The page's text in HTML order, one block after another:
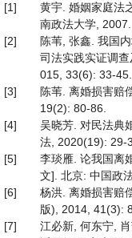
[1]
黄宇. 婚姻家庭法
南政法大学, 2007.
[2]
陈苇, 张鑫. 我国
司法实践实证调
015, 33(6): 33-45.
[3]
陈苇. 离婚损害赔
19(2): 80-86.
[4]
吴晓芳. 对民法典
法, 2020(19): 29-
[5]
李琰雁. 论我国离
文]. 北京: 中国政
[6]
杨洪. 离婚损害赔
版), 2014, 41(3):
[7]
江必新, 何东宁,